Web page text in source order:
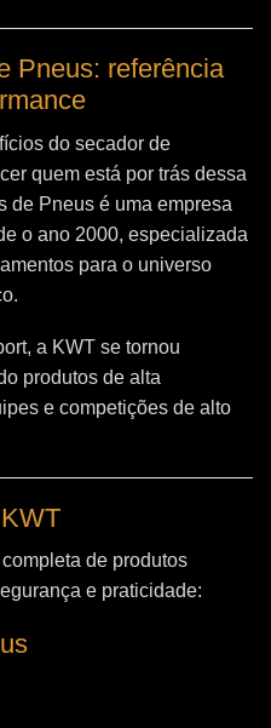
Pneus: referência
do secador de
quem está por trás dessa
de Pneus é uma empresa
o ano 2000, especializada
para o universo
a KWT se tornou
produtos de alta
e competições de alto
de produtos
e praticidade: